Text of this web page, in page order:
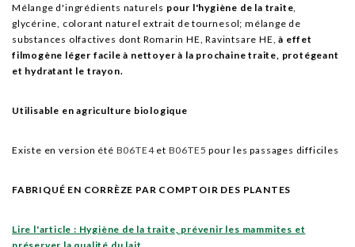
Mélange d'ingrédients naturels pour l'hygiène de la traite
glycérine, colorant naturel extrait de tournesol; mélange de
substances olfactives dont Romarin HE, Ravintsare HE, à effet
filmogène léger facile à nettoyer à la prochaine traite, protégeant
et hydratant le trayon.
Utilisable en agriculture biologique
Existe en version été B06TE4et B06TE5pour les passages difficiles
FABRIQUÉ EN CORRÈZE PAR COMPTOIR DES PLANTES
Lire l'article : Hygiène de la traite, prévenir les mammites et